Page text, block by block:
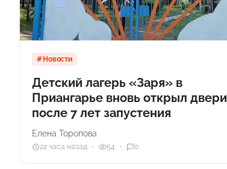
Новости
Детский лагерь «Заря» в
Приангарье вновь открыл двери
после 7 лет запустения
Елена Торопова
22 часа назад 54 0